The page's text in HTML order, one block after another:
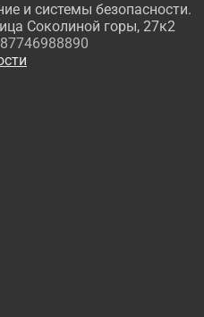
и системы безопасности.
Соколиной горы, 27к2